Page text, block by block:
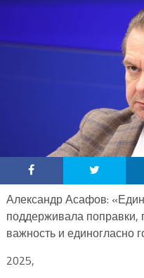
Александр Асафов:
поддерживала поправки,
важность и единогласно
2025,